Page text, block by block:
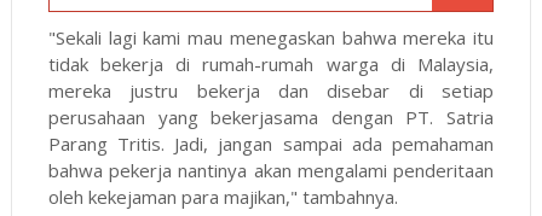
"Sekali lagi kami mau menegaskan bahwa mereka itu
tidak bekerja di rumah-rumah warga di Malaysia,
mereka justru bekerja dan disebar di setiap
perusahaan yang bekerjasama dengan PT. Satria
Parang Tritis. Jadi, jangan sampai ada pemahaman
bahwa pekerja nantinya akan mengalami penderitaan
oleh kekejaman para majikan," tambahnya.